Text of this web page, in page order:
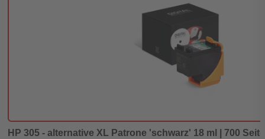
HP 305 - alternative XL Patrone 'schwarz' 18 ml | 700